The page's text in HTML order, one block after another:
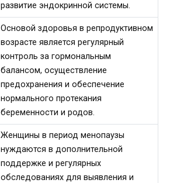
развитие эндокринной системы.
Основой здоровья в репродуктивном
возрасте является регулярный
контроль за гормональным
балансом, осуществление
предохранения и обеспечение
нормального протекания
беременности и родов.
Женщины в период менопаузы
нуждаются в дополнительной
поддержке и регулярных
обследованиях для выявления и